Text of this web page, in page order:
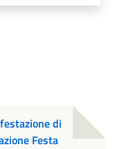
di
Festa